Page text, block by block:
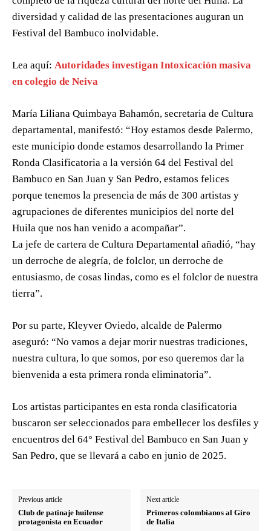
diversidad y calidad de las presentaciones auguran un
Festival del Bambuco inolvidable.
Lea aquí: Autoridades investigan Intoxicación masiva
en colegio de Neiva
María Liliana Quimbaya Bahamón, secretaria de Cultura
departamental, manifestó: “Hoy estamos desde Palermo,
este municipio donde estamos desarrollando la Primer
Ronda Clasificatoria a la versión 64 del Festival del
Bambuco en San Juan y San Pedro, estamos felices
porque tenemos la presencia de más de 300 artistas y
agrupaciones de diferentes municipios del norte del
Huila que nos han venido a acompañar”.
La jefe de cartera de Cultura Departamental añadió, “hay
un derroche de alegría, de folclor, un derroche de
entusiasmo, de cosas lindas, como es el folclor de nuestra
tierra”.
Por su parte, Kleyver Oviedo, alcalde de Palermo
aseguró: “No vamos a dejar morir nuestras tradiciones,
nuestra cultura, lo que somos, por eso queremos dar la
bienvenida a esta primera ronda eliminatoria”.
Los artistas participantes en esta ronda clasificatoria
buscaron ser seleccionados para embellecer los desfiles y
encuentros del 64° Festival del Bambuco en San Juan y
San Pedro, que se llevará a cabo en junio de 2025.
Previous article
Club de patinaje huilense
protagonista en Ecuador
Next article
Primeros colombianos al Giro
de Italia